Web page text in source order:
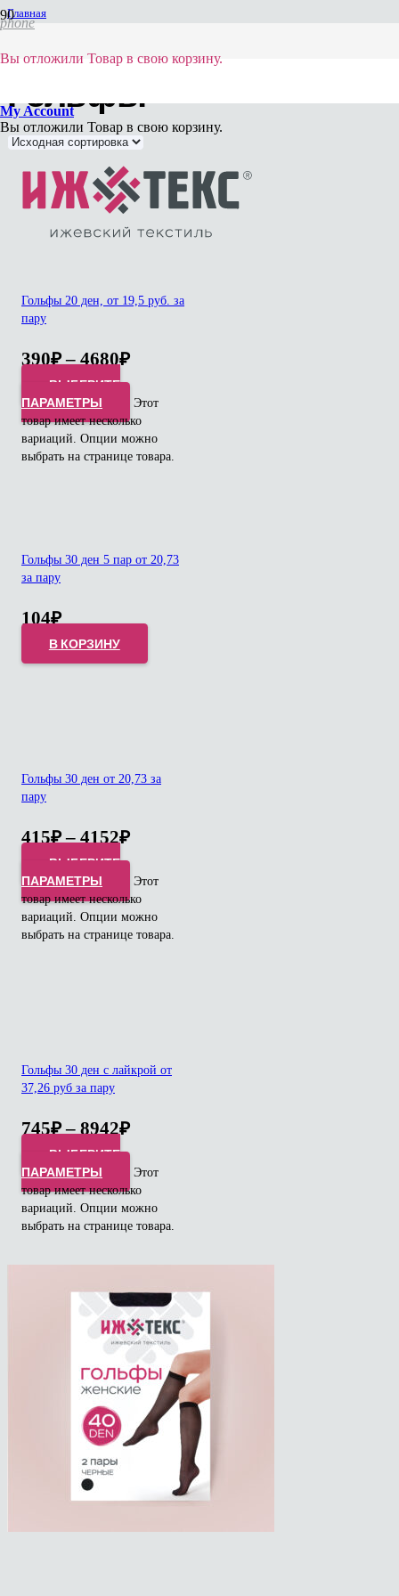
phone
Вы отложили Товар в свою корзину.
My Account
Вы отложили Товар в свою корзину.
Главная
/
Гольфы
Гольфы 20 ден, от 19,5 руб. за
пару
390₽– 4680₽
ВЫБЕРИТЕ
ПАРАМЕТРЫ
Этот
товар имеет несколько
вариаций. Опции можно
выбрать на странице товара.
Гольфы 30 ден 5 пар от 20,73
за пару
104₽
В КОРЗИНУ
Гольфы 30 ден от 20,73 за
пару
415₽– 4152₽
ВЫБЕРИТЕ
ПАРАМЕТРЫ
Этот
товар имеет несколько
вариаций. Опции можно
выбрать на странице товара.
Гольфы 30 ден с лайкрой от
37,26 руб за пару
745₽– 8942₽
ВЫБЕРИТЕ
ПАРАМЕТРЫ
Этот
товар имеет несколько
вариаций. Опции можно
выбрать на странице товара.